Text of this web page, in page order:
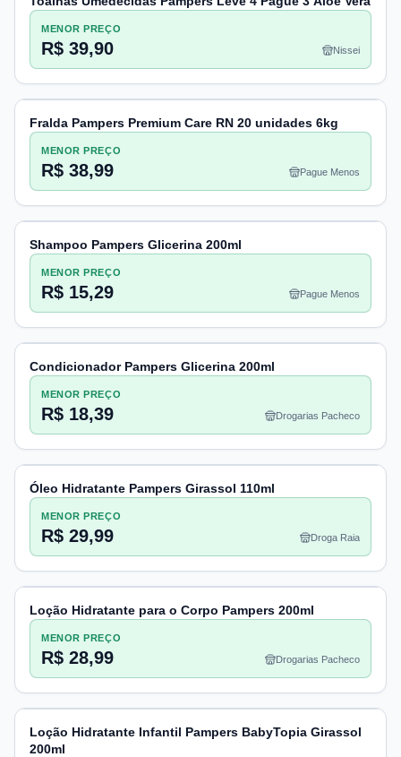
MENOR PREÇO
R$ 39,90 Nissei
Fralda Pampers Premium Care RN 20 unidades 6kg
MENOR PREÇO
R$ 38,99 Pague Menos
Shampoo Pampers Glicerina 200ml
MENOR PREÇO
R$ 15,29 Pague Menos
Condicionador Pampers Glicerina 200ml
MENOR PREÇO
R$ 18,39 Drogarias Pacheco
Óleo Hidratante Pampers Girassol 110ml
MENOR PREÇO
R$ 29,99 Droga Raia
Loção Hidratante para o Corpo Pampers 200ml
MENOR PREÇO
R$ 28,99 Drogarias Pacheco
Loção Hidratante Infantil Pampers BabyTopia Girassol
200ml